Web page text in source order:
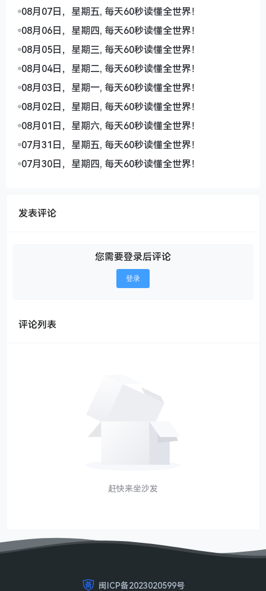
08月07日，星期五, 每天60秒读懂全世界！
08月06日，星期四, 每天60秒读懂全世界！
08月05日，星期三, 每天60秒读懂全世界！
08月04日，星期二, 每天60秒读懂全世界！
08月03日，星期一, 每天60秒读懂全世界！
08月02日，星期日, 每天60秒读懂全世界！
08月01日，星期六, 每天60秒读懂全世界！
07月31日，星期五, 每天60秒读懂全世界！
07月30日，星期四, 每天60秒读懂全世界！
发表评论
您需要登录后评论
登录
评论列表
赶快来坐沙发
闽ICP备2023020599号